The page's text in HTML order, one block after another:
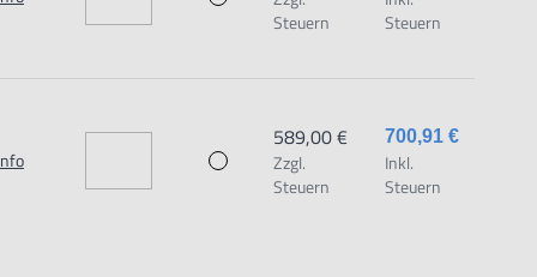
Produkt vertraute Anwender sowie Handwerker
und Verletzungen führen.
1,7051 HR Varsseveld/ Netherlands, email:
Steuern
Steuern
700,91 €
Inkl.
Steuern
589,00 €
Zzgl.
Steuern